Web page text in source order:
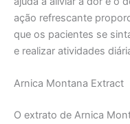
ação refrescante
que os pacientes se
e realizar atividades
Arnica Montana Extract
O extrato de Arnica